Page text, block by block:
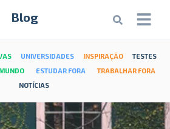
Blog
UNIVERSIDADES INSPIRAÇÃO
TESTES
MUNDO ESTUDAR FORA
TRABALHAR FORA
NOTÍCIAS